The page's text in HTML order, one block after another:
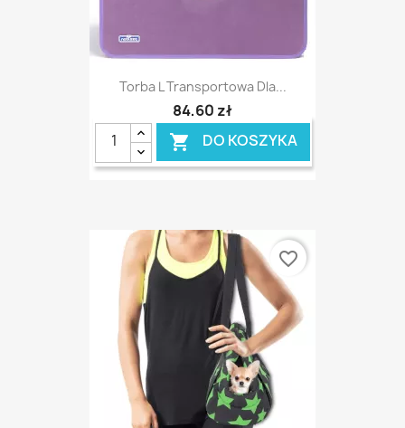
Torba L Transportowa Dla...
84,60 zł
 DO KOSZYKA
favorite_border